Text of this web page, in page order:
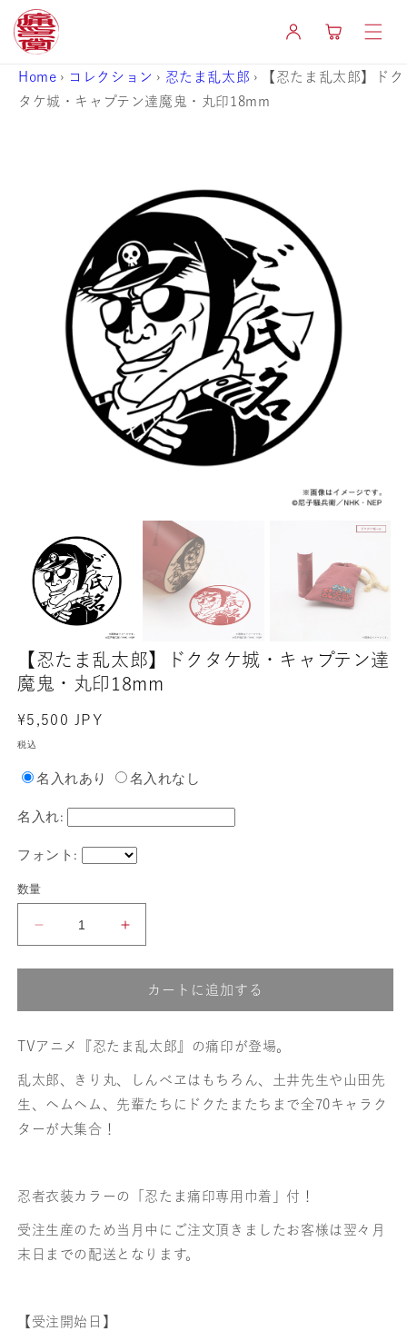
ンツに
進む
イ
ー
Home › コレクション › 忍たま乱太郎 ›
【忍たま乱太郎】ドク
タケ城・キャプテン達魔鬼・丸印18mm
【忍たま乱太郎】ドクタケ城・キャプテン達
魔鬼・丸印18mm
通
常
格
¥5,500 JPY
税込
名入れあり 名入れなし
名入れ:
フォント:
数量
た
乱
太
郎】
ド
タ
ケ
た
乱
太
郎】
タ
ケ
カートに追加する
TVアニメ『忍たま乱太郎』の痛印が登場。
乱太郎、きり丸、しんべヱはもちろん、土井先生や山田先
生、ヘムヘム、先輩たちにドクたまたちまで全70キャラク
ターが大集合！
忍者衣装カラーの「忍たま痛印専用巾着」付！
受注生産のため当月中にご注文頂きましたお客様は翌々月
末日までの配送となります。
【受注開始日】